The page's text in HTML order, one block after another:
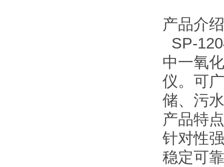
产品介
SP-
中一氧
仪。可
储、污
产品特
针对性
稳定可